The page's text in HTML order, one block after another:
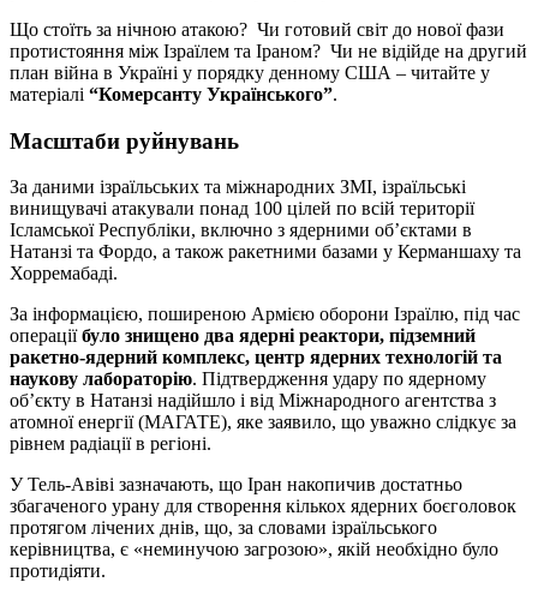
Що стоїть за нічною атакою? Чи готовий світ до нової фази
протистояння між Ізраїлем та Іраном? Чи не відійде на другий
план війна в Україні у порядку денному США – читайте у
матеріалі “Комерсанту Українського”.
Масштаби руйнувань
За даними ізраїльських та міжнародних ЗМІ, ізраїльські
винищувачі атакували понад 100 цілей по всій території
Ісламської Республіки, включно з ядерними об’єктами в
Натанзі та Фордо, а також ракетними базами у Керманшаху та
Хорремабаді.
За інформацією, поширеною Армією оборони Ізраїлю, під час
операціїбуло знищено два ядерні реактори, підземний
ракетно-ядерний комплекс, центр ядерних технологій та
наукову лабораторію. Підтвердження удару по ядерному
об’єкту в Натанзі надійшло і від Міжнародного агентства з
атомної енергії (МАГАТЕ), яке заявило, що уважно слідкує за
рівнем радіації в регіоні.
У Тель-Авіві зазначають, що Іран накопичив достатньо
збагаченого урану для створення кількох ядерних боєголовок
протягом лічених днів, що, за словами ізраїльського
керівництва, є «неминучою загрозою», якій необхідно було
протидіяти.